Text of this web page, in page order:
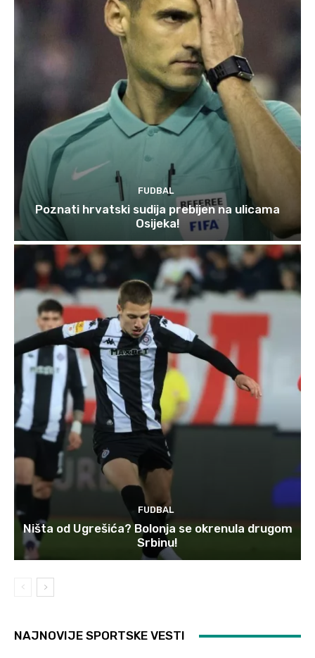
FUDBAL
Poznati hrvatski sudija prebijen na ulicama
Osijeka!
FUDBAL
Ništa od Ugrešića? Bolonja se okrenula drugom
Srbinu!
NAJNOVIJE SPORTSKE VESTI